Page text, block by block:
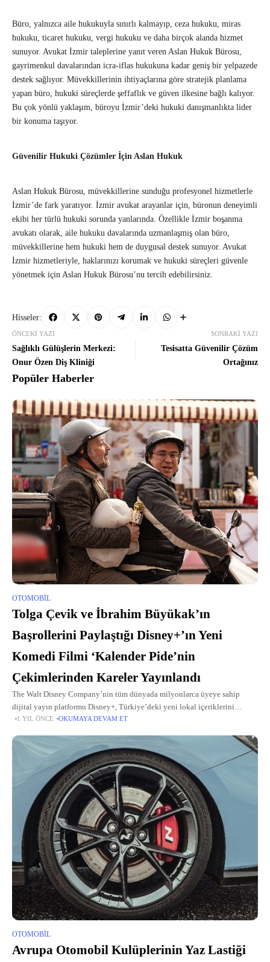
Büro, yalnızca aile hukukuyla sınırlı kalmayıp, ceza hukuku, miras
hukuku, ticaret hukuku, vergi hukuku ve daha birçok alanda hizmet
sunuyor. Avukat İzmir taleplerine yanıt veren Aslan Hukuk Bürosu,
gayrimenkul davalarından icra-iflas hukukuna kadar geniş bir yelpazede
destek sağlıyor. Müvekkillerinin ihtiyaçlarına göre stratejik planlama
yapan büro, hukuki süreçlerde şeffaflık ve güven ilkesine bağlı kalıyor.
Bu çok yönlü yaklaşım, büroyu İzmir’deki hukuki danışmanlıkta lider
bir konuma taşıyor.
Güvenilir Hukuki Çözümler İçin Aslan Hukuk
Aslan Hukuk Bürosu, müvekkillerine sunduğu profesyonel hizmetlerle
İzmir’de fark yaratıyor. İzmir avukat arayanlar için, büronun deneyimli
ekibi her türlü hukuki sorunda yanlarında. Özellikle İzmir boşanma
avukatı olarak, aile hukuku davalarında uzmanlaşmış olan büro,
müvekkillerine hem hukuki hem de duygusal destek sunuyor. Avukat
İzmir hizmetleriyle, haklarınızı korumak ve hukuki süreçleri güvenle
yönetmek için Aslan Hukuk Bürosu’nu tercih edebilirsiniz.
Hisseler:
ÖNCEKI YAZI
Sağlıklı Gülüşlerin Merkezi:
Onur Özen Diş Kliniği
SONRAKI YAZI
Tesisatta Güvenilir Çözüm
Ortağınız
Popüler Haberler
OTOMOBIL
Tolga Çevik ve İbrahim Büyükak’ın
Başrollerini Paylaştığı Disney+’ın Yeni
Komedi Filmi ‘Kalender Pide’nin
Çekimlerinden Kareler Yayınlandı
The Walt Disney Company’nin tüm dünyada milyonlarca üyeye sahip
dijital yayın platformu Disney+, Türkiye’deki yeni lokal içeriklerini
izleyicilerle buluşturmaya devam ediyor.
1 YIL ÖNCE OKUMAYA DEVAM ET
OTOMOBIL
Avrupa Otomobil Kulüplerinin Yaz Lastiği